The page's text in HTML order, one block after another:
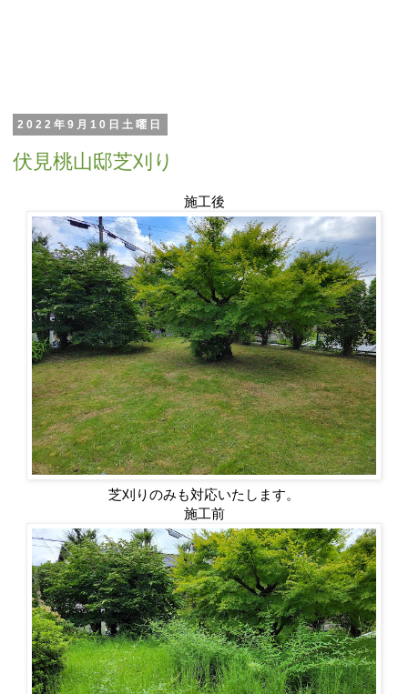
2022年9月10日土曜日
伏見桃山邸芝刈り
施工後
芝刈りのみも対応いたします。
施工前